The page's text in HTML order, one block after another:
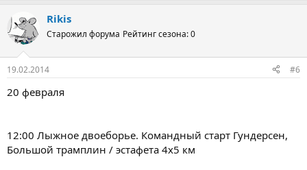
Rikis
Старожил форума Рейтинг сезона: 0
19.02.2014 #6
20 февраля
12:00 Лыжное двоеборье. Командный старт Гундерсен,
Большой трамплин / эстафета 4х5 км